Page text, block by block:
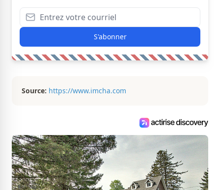
S'abonner
Source: https://www.imcha.com